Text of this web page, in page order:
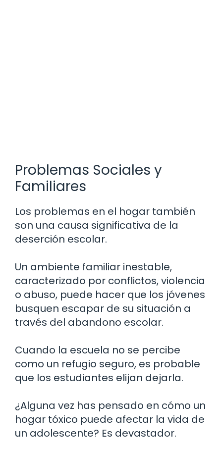
Problemas Sociales y
Familiares
Los problemas en el hogar también
son una causa significativa de la
deserción escolar.
Un ambiente familiar inestable,
caracterizado por conflictos, violencia
o abuso, puede hacer que los jóvenes
busquen escapar de su situación a
través del abandono escolar.
Cuando la escuela no se percibe
como un refugio seguro, es probable
que los estudiantes elijan dejarla.
¿Alguna vez has pensado en cómo un
hogar tóxico puede afectar la vida de
un adolescente? Es devastador.